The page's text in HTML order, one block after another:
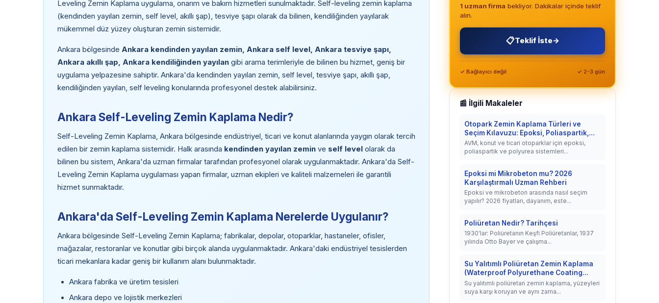
Leveling Zemin Kaplama uygulama, onarım ve bakım hizmetleri sunulmaktadır. Self-leveling zemin kaplama
(kendinden yayılan zemin, self level, akıllı şap), tesviye şapı olarak da bilinen, kendiliğinden yayılarak
mükemmel düz yüzey oluşturan zemin sistemidir.
Ankara bölgesinde Ankara kendinden yayılan zemin, Ankara self level, Ankara tesviye şapı,
Ankara akıllı şap, Ankara kendiliğinden yayılan gibi arama terimleriyle de bilinen bu hizmet, geniş bir
uygulama yelpazesine sahiptir. Ankara'da kendinden yayılan zemin, self level, tesviye şapı, akıllı şap,
kendiliğinden yayılan, self leveling konularında profesyonel destek alabilirsiniz.
Ankara Self-Leveling Zemin Kaplama Nedir?
Self-Leveling Zemin Kaplama, Ankara bölgesinde endüstriyel, ticari ve konut alanlarında yaygın olarak tercih
edilen bir zemin kaplama sistemidir. Halk arasında kendinden yayılan zemin ve self level olarak da
bilinen bu sistem, Ankara'da uzman firmalar tarafından profesyonel olarak uygulanmaktadır. Ankara'da Self-
Leveling Zemin Kaplama uygulaması yapan firmalar, uzman ekipleri ve kaliteli malzemeleri ile garantili
hizmet sunmaktadır.
Ankara'da Self-Leveling Zemin Kaplama Nerelerde Uygulanır?
Ankara bölgesinde Self-Leveling Zemin Kaplama; fabrikalar, depolar, otoparklar, hastaneler, ofisler,
mağazalar, restoranlar ve konutlar gibi birçok alanda uygulanmaktadır. Ankara'daki endüstriyel tesislerden
ticari mekanlara kadar geniş bir kullanım alanı bulunmaktadır.
Ankara fabrika ve üretim tesisleri
Ankara depo ve lojistik merkezleri
1 uzman firma bekliyor. Dakikalar içinde teklif
alın.
📋Teklif İste→
✓ Bağlayıcı değil ✓ 2-3 gün
📰 İlgili Makaleler
Otopark Zemin Kaplama Türleri ve
Seçim Kılavuzu: Epoksi, Poliaspartik,...
AVM, konut ve ticari otoparklar için epoksi,
poliaspartik ve polyurea sistemleri...
Epoksi mi Mikrobeton mu? 2026
Karşılaştırmalı Uzman Rehberi
Epoksi ve mikrobeton arasında nasıl seçim
yapılır? 2026 fiyatları, dayanım, este...
Poliüretan Nedir? Tarihçesi
1930'lar: Poliüretanın Keşfi Poliüretanlar, 1937
yılında Otto Bayer ve çalışma...
Su Yalıtımlı Poliüretan Zemin Kaplama
(Waterproof Polyurethane Coating...
Su yalıtımlı poliüretan zemin kaplama, yüzeyleri
suya karşı koruyan ve aynı zama...